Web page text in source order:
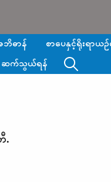
ဓာန် စာပေနှင့်ရိုးရာယ
ဆက်သွယ်ရန်
.